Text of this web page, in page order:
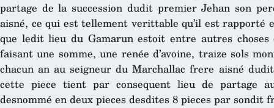
partage de la succession dudit premier Jehan son
aisné, ce qui est tellement verittable qu’il est rapporté
que ledit lieu du Gamarun estoit entre autres
faisant une somme, une renée d’avoine, traize sols
chacun an au seigneur du Marchallac frere aisné
cette piece tient par consequent lieu de partage
desnommé en deux pieces desdites 8 pieces par sondit